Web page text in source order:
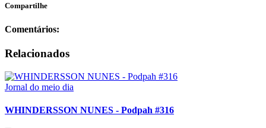
Compartilhe
Comentários:
Relacionados
Jornal do meio dia
WHINDERSSON NUNES - Podpah #316